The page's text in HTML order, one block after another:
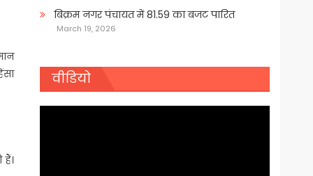
बिक्रम नगर पंचायत में 81.59 का बजट पारित
March 19, 2026
वीडियो